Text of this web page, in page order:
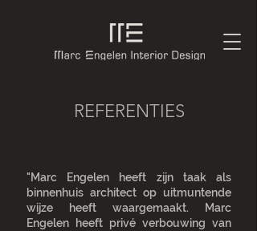
REFERENTIES
"Marc Engelen heeft zijn taak als
binnenhuis architect op uitmuntende
wijze heeft waargemaakt.
Marc
Engelen heeft privé verbouwing van